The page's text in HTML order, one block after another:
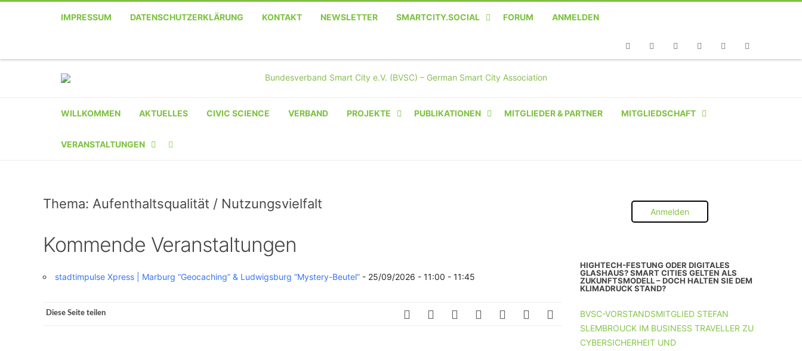
IMPRESSUM DATENSCHUTZERKLÄRUNG KONTAKT NEWSLETTER SMARTCITY.SOCIAL FORUM ANMELDEN
WILLKOMMEN AKTUELLES CIVIC SCIENCE VERBAND PROJEKTE
SCHULQUARTIERCHECK
PUBLIKATIONEN MITGLIEDER & PARTNER MITGLIEDSCHAFT
INSTITUTION
UNTERNEHMEN MIT 11-50 MA
VERANSTALTUNGEN
VERANSTALTER-
VERANSTALTUNG
Thema: Aufenthaltsqualität / Nutzungsvielfalt
Kommende Veranstaltungen
stadtimpulse Xpress | Marburg “Geocaching” & Ludwigsburg “Mystery-Beutel” - 25/09/2026 - 11:00 - 11:45
Diese Seite teilen
Anmelden
HIGHTECH-FESTUNG ODER DIGITALES
GLASHAUS? SMART CITIES GELTEN ALS
ZUKUNFTSMODELL – DOCH HALTEN SIE DEM
KLIMADRUCK STAND?
BVSC-VORSTANDSMITGLIED STEFAN
SLEMBROUCK IM BUSINESS TRAVELLER ZU
CYBERSICHERHEIT UND